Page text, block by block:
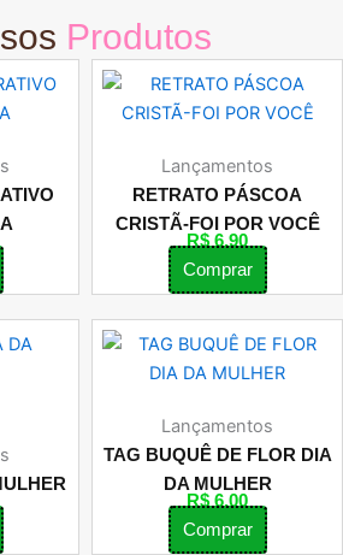
Produtos
Lançamentos
RETRATO PÁSCOA
CRISTÃ-FOI POR VOCÊ
R$ 6,90
Comprar
Lançamentos
TAG BUQUÊ DE FLOR DIA
DA MULHER
R$ 6,00
Comprar